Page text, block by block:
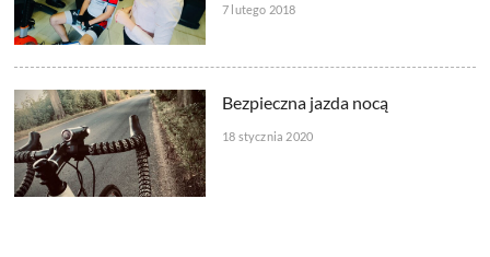
7 lutego 2018
Bezpieczna jazda nocą
18 stycznia 2020